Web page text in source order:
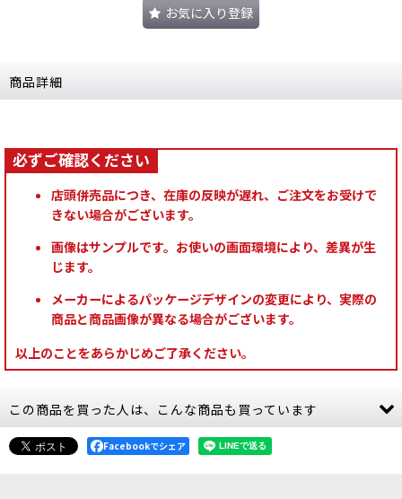
お気に入り登録
商品詳細
店頭併売品につき、在庫の反映が遅れ、ご注文をお受けで
きない場合がございます。
画像はサンプルです。お使いの画面環境により、差異が生
じます。
メーカーによるパッケージデザインの変更により、実際の
商品と商品画像が異なる場合がございます。
以上のことをあらかじめご了承ください。
この商品を買った人は、こんな商品も買っています
Facebookでシェア